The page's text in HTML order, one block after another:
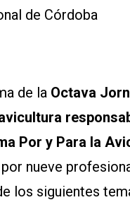
de Córdoba
de la Octava
Por y Para la
nueve
los siguientes